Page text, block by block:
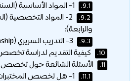
9.1.
9.2.
2- المواد التخصصية
والرابعة):
9.3.
10. كيفية التقديم لدراسة تخصص
11. الأسئلة الشائعة حول تخصص
11.1.